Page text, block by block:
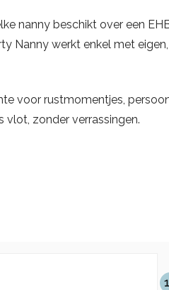
nanny beschikt over een
Nanny werkt enkel met eigen,
voor rustmomentjes,
zonder verrassingen.